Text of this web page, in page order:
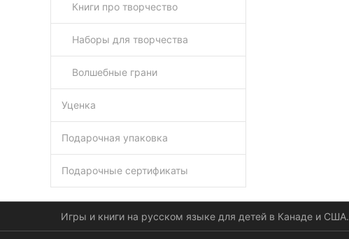
Книги про творчество
Наборы для творчества
Волшебные грани
Уценка
Подарочная упаковка
Подарочные сертификаты
Игры и книги на русском языке для детей в Канаде и США.